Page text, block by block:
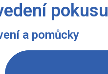
pokusu
a pomůcky